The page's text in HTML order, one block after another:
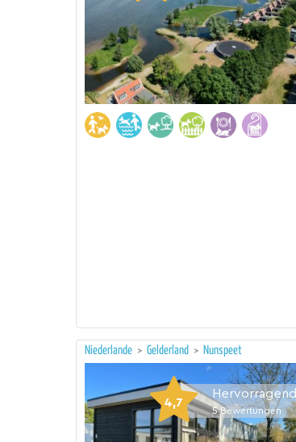
Niederlande > Gelderland > Nunspeet
4,7
Hervorragend
5 Bewertungen